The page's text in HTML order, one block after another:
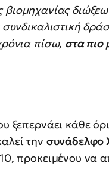
βιομηχανίας
πίσω, στα πιο
ξεπερνάει κάθε
την συνάδελφο
προκειμένου να